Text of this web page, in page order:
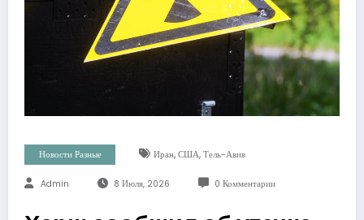
Новости Разные Иран, США, Тель-Авив
Admin 8 Июля, 2026 0 Комментарии